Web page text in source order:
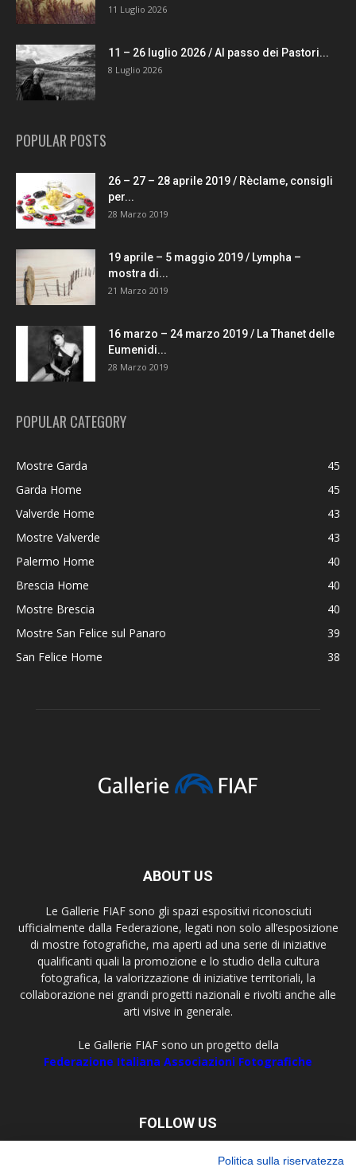
11 Luglio 2026
11 – 26 luglio 2026 / Al passo dei Pastori...
8 Luglio 2026
POPULAR POSTS
26 – 27 – 28 aprile 2019 / Rèclame, consigli
per...
28 Marzo 2019
19 aprile – 5 maggio 2019 / Lympha –
mostra di...
21 Marzo 2019
16 marzo – 24 marzo 2019 / La Thanet delle
Eumenidi...
28 Marzo 2019
POPULAR CATEGORY
Mostre Garda
45
Garda Home
45
Valverde Home
43
Mostre Valverde
43
Palermo Home
40
Brescia Home
40
Mostre Brescia
40
Mostre San Felice sul Panaro
39
San Felice Home
38
ABOUT US
Le Gallerie FIAF sono gli spazi espositivi riconosciuti
ufficialmente dalla Federazione, legati non solo all’esposizione
di mostre fotografiche, ma aperti ad una serie di iniziative
qualificanti quali la promozione e lo studio della cultura
fotografica, la valorizzazione di iniziative territoriali, la
collaborazione nei grandi progetti nazionali e rivolti anche alle
arti visive in generale.
Le Gallerie FIAF sono un progetto della
Federazione Italiana Associazioni Fotografiche
FOLLOW US
Politica sulla riservatezza